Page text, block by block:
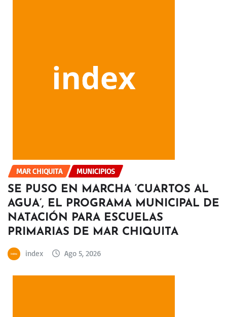
MAR CHIQUITA MUNICIPIOS
SE PUSO EN MARCHA ‘CUARTOS AL
AGUA’, EL PROGRAMA MUNICIPAL DE
NATACIÓN PARA ESCUELAS
PRIMARIAS DE MAR CHIQUITA
index Ago 5, 2026